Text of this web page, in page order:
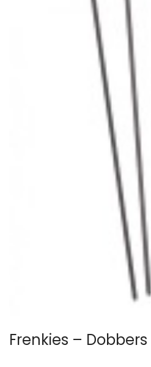
Frenkies –